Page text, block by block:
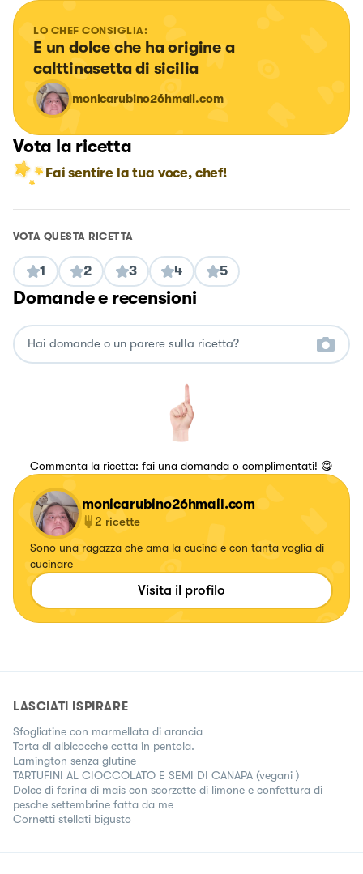
LO CHEF CONSIGLIA:
E un dolce che ha origine a
calttinasetta di sicilia
monicarubino26hmail.com
Vota la ricetta
Fai sentire la tua voce, chef!
VOTA QUESTA RICETTA
1 2 3 4 5
Domande e recensioni
Commenta la ricetta: fai una domanda o complimentati! 😋
monicarubino26hmail.com
2 ricette
Sono una ragazza che ama la cucina e con tanta voglia di
cucinare
Visita il profilo
LASCIATI ISPIRARE
Sfogliatine con marmellata di arancia
Torta di albicocche cotta in pentola.
Lamington senza glutine
TARTUFINI AL CIOCCOLATO E SEMI DI CANAPA (vegani )
Dolce di farina di mais con scorzette di limone e confettura di
pesche settembrine fatta da me
Cornetti stellati bigusto